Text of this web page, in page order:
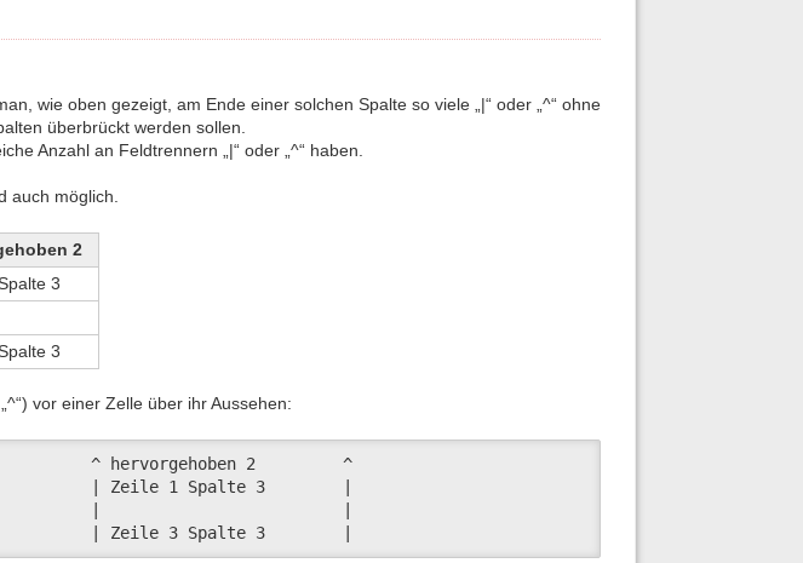
wie oben gezeigt, am Ende einer solchen Spalte so viele „|“ oder „^“ ohne
überbrückt werden sollen.
Anzahl an Feldtrennern „|“ oder „^“ haben.
auch möglich.
2
3
3
vor einer Zelle über ihr Aussehen:
^ hervorgehoben 2         ^
2          | Zeile 1 Spalte 3        |
2          |                         |
2          | Zeile 3 Spalte 3        |